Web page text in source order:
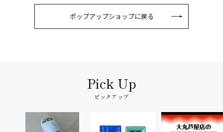
ポップアップショップに戻る
ピックアップ